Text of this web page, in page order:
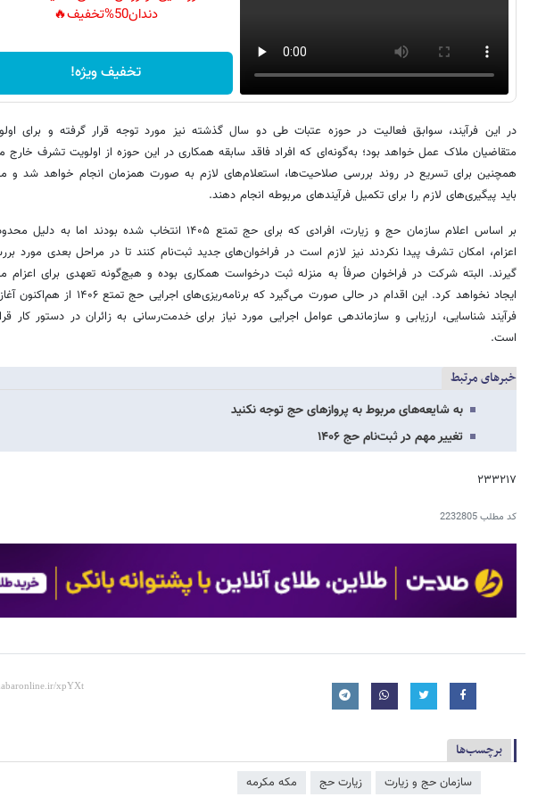
دندان50%تخفیف🔥
تخفیف ویژه!
در این فرآیند، سوابق فعالیت در حوزه عتبات طی دو سال گذشته نیز مورد توجه قرار گرفته و برای
متقاضیان ملاک عمل خواهد بود؛ به‌گونه‌ای که افراد فاقد سابقه همکاری در این حوزه از اولویت تشرف خارج
همچنین برای تسریع در روند بررسی صلاحیت‌ها، استعلام‌های لازم به صورت همزمان انجام خواهد شد و
باید پیگیری‌های لازم را برای تکمیل فرآیندهای مربوطه انجام دهند.
بر اساس اعلام سازمان حج و زیارت، افرادی که برای حج تمتع ۱۴۰۵ انتخاب شده بودند اما
اعزام، امکان تشرف پیدا نکردند نیز لازم است در فراخوان‌های جدید ثبت‌نام کنند تا در مراحل بعدی مورد
گیرند. البته شرکت در فراخوان صرفاً به منزله ثبت درخواست همکاری بوده و هیچ‌گونه تعهدی برای اعزام
ایجاد نخواهد کرد. این اقدام در حالی صورت می‌گیرد که برنامه‌ریزی‌های
فرآیند شناسایی، ارزیابی و سازماندهی عوامل اجرایی مورد نیاز برای خدمت‌رسانی به زائران در دستور کار
است.
خبرهای مرتبط
به شایعه‌های مربوط به پروازهای حج توجه نکنید
تغییر مهم در ثبت‌نام حج ۱۴۰۶
۲۳۳۲۱۷
کد مطلب2232805
برچسب‌ها
سازمان حج و زیارت زیارت حج مکه مکرمه